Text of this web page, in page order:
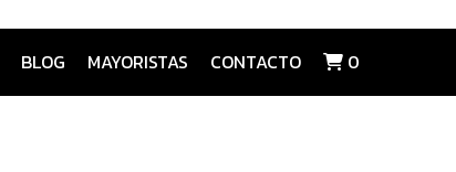
BLOG MAYORISTAS CONTACTO 0